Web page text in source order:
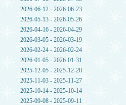
2026-06-12 - 2026-06-23
2026-05-13 - 2026-05-26
2026-04-16 - 2026-04-29
2026-03-05 - 2026-03-19
2026-02-24 - 2026-02-24
2026-01-05 - 2026-01-31
2025-12-05 - 2025-12-28
2025-11-03 - 2025-11-27
2025-10-14 - 2025-10-14
2025-09-08 - 2025-09-11